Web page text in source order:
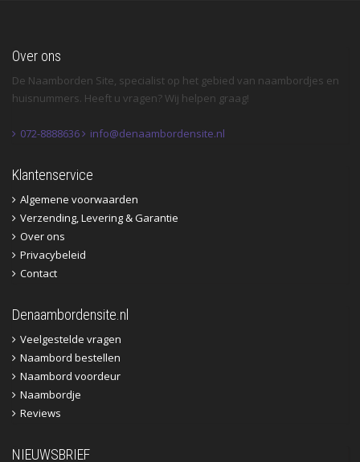
Over ons
De Naamborden Site, specialist op het gebied van naambordjes en
huisnummers. Heeft u vragen? Wij helpen graag!
072-8888636 info@denaambordensite.nl
Klantenservice
Algemene voorwaarden
Verzending, Levering & Garantie
Over ons
Privacybeleid
Contact
Denaambordensite.nl
Veelgestelde vragen
Naambord bestellen
Naambord voordeur
Naambordje
Reviews
NIEUWSBRIEF